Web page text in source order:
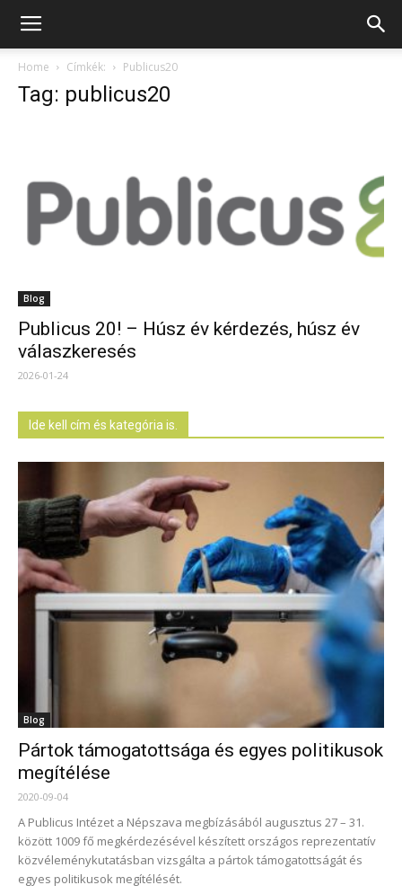
Home Címkék: Publicus20
Tag: publicus20
Blog
Publicus 20! – Húsz év kérdezés, húsz év
válaszkeresés
2026-01-24
Ide kell cím és kategória is.
Blog
Pártok támogatottsága és egyes politikusok
megítélése
2020-09-04
A Publicus Intézet a Népszava megbízásából augusztus 27 – 31.
között 1009 fő megkérdezésével készített országos reprezentatív
közvéleménykutatásban vizsgálta a pártok támogatottságát és
egyes politikusok megítélését.